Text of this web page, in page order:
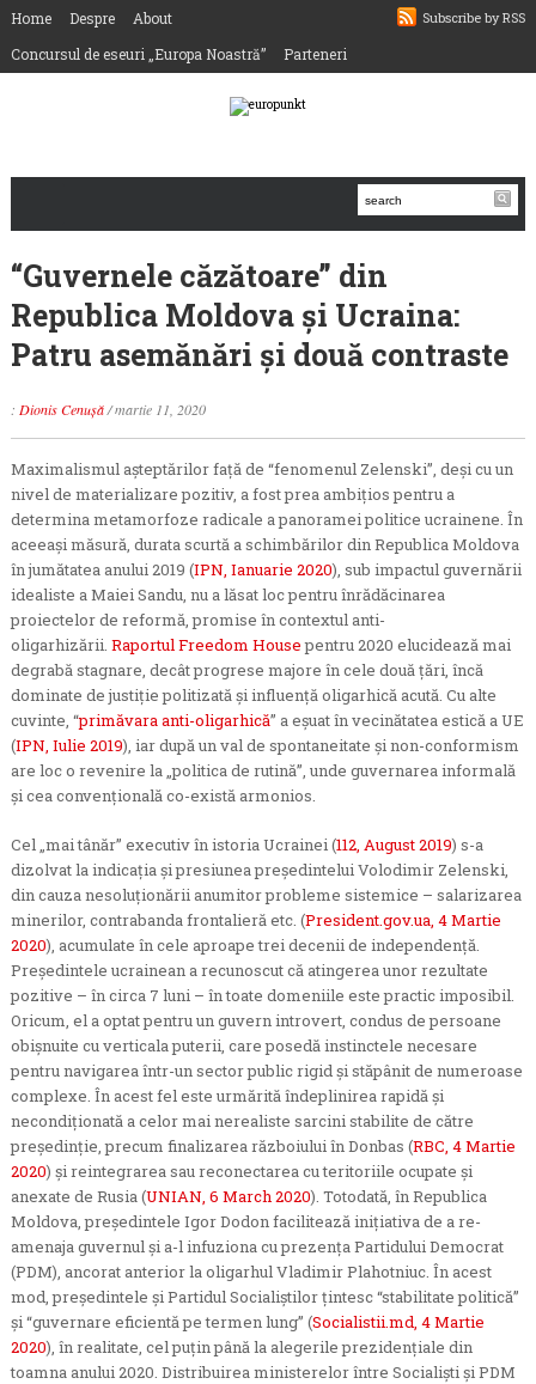
Subscribe by RSS
Home Despre
About
Concursul de eseuri „Europa Noastră”
Parteneri
“Guvernele căzătoare” din
Republica Moldova și Ucraina:
Patru asemănări și două contraste
: Dionis Cenușă/martie 11, 2020
Maximalismul așteptărilor față de “fenomenul Zelenski”, deși cu un
nivel de materializare pozitiv, a fost prea ambițios pentru a
determina metamorfoze radicale a panoramei politice ucrainene. În
aceeași măsură, durata scurtă a schimbărilor din Republica Moldova
în jumătatea anului 2019 (IPN, Ianuarie 2020), sub impactul guvernării
idealiste a Maiei Sandu, nu a lăsat loc pentru înrădăcinarea
proiectelor de reformă, promise în contextul anti-
oligarhizării. Raportul Freedom Housepentru 2020 elucidează mai
degrabă stagnare, decât progrese majore în cele două țări, încă
dominate de justiție politizată și influență oligarhică acută. Cu alte
cuvinte, “primăvara anti-oligarhică” a eșuat în vecinătatea estică a UE
(IPN, Iulie 2019), iar după un val de spontaneitate și non-conformism
are loc o revenire la „politica de rutină”, unde guvernarea informală
și cea convențională co-există armonios.
Cel „mai tânăr” executiv în istoria Ucrainei (112, August 2019) s-a
dizolvat la indicația și presiunea președintelui Volodimir Zelenski,
din cauza nesoluționării anumitor probleme sistemice – salarizarea
minerilor, contrabanda frontalieră etc. (President.gov.ua, 4 Martie
2020), acumulate în cele aproape trei decenii de independență.
Președintele ucrainean a recunoscut că atingerea unor rezultate
pozitive – în circa 7 luni – în toate domeniile este practic imposibil.
Oricum, el a optat pentru un guvern introvert, condus de persoane
obișnuite cu verticala puterii, care posedă instinctele necesare
pentru navigarea într-un sector public rigid și stăpânit de numeroase
complexe. În acest fel este urmărită îndeplinirea rapidă și
necondiționată a celor mai nerealiste sarcini stabilite de către
președinție, precum finalizarea războiului în Donbas (RBC, 4 Martie
2020) și reintegrarea sau reconectarea cu teritoriile ocupate și
anexate de Rusia (UNIAN, 6 March 2020). Totodată, în Republica
Moldova, președintele Igor Dodon facilitează inițiativa de a re-
amenaja guvernul și a-l infuziona cu prezența Partidului Democrat
(PDM), ancorat anterior la oligarhul Vladimir Plahotniuc. În acest
mod, președintele și Partidul Socialiștilor țintesc “stabilitate politică”
și “guvernare eficientă pe termen lung” (Socialistii.md, 4 Martie
2020), în realitate, cel puțin până la alegerile prezidențiale din
toamna anului 2020. Distribuirea ministerelor între Socialiști și PDM